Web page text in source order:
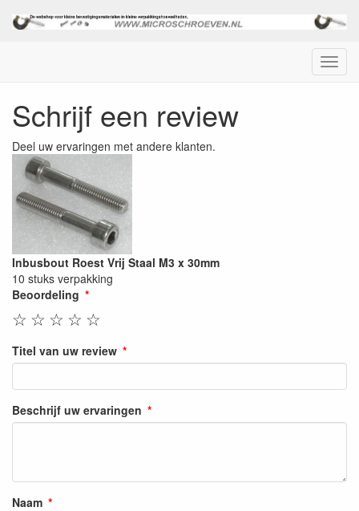
Menu
Schrijf een review
Deel uw ervaringen met andere klanten.
Inbusbout Roest Vrij Staal M3 x 30mm
10 stuks verpakking
Beoordeling
☆
☆
☆
☆
☆
Titel van uw review
Beschrijf uw ervaringen
Naam